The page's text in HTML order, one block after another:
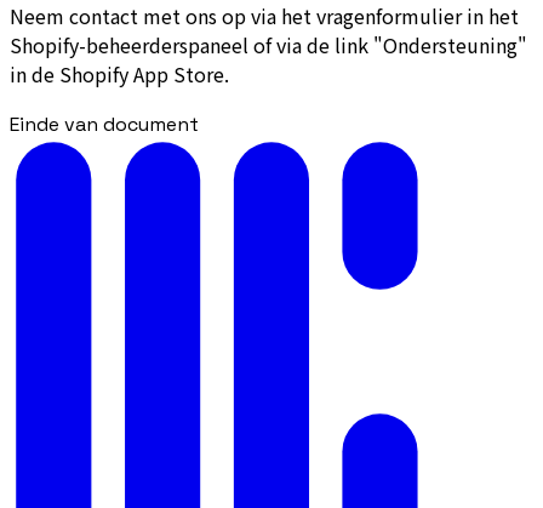
Neem contact met ons op via het vragenformulier in het
Shopify-beheerderspaneel of via de link "Ondersteuning"
in de Shopify App Store.
Einde van document